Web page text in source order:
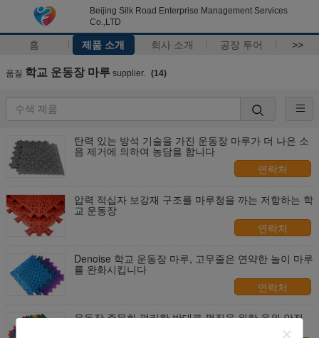
Beijing Silk Road Enterprise Management Services
Co.,LTD
홈 제품 소개 회사 소개 공장 투어 >>
품질 학교 운동장 마루 supplier. (14)
탄력 있는 방석 기술을 가진 운동장 마루가 더 나은 소
음 제거에 의하여 농담을 합니다
연락처
압력 적십자 보강재 구조를 마루청을 까는 저항하는 학
교 운동장
연락처
Denoise 학교 운동장 마루, 고무줄은 연약한 놀이 마루
를 완화시킵니다
연락처
운동장 주문화 편리한 반대로 껍질을 위한 옥외 안전